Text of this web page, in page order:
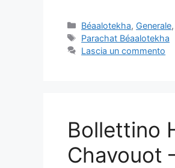
Béaalotekha, Generale,
Parachat Béaalotekha
Lascia un commento
Bollettino
Chavouot